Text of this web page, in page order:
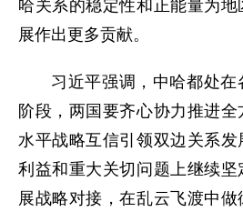
哈关系的稳定性和正能量为
展作出更多贡献。
习近平强调，中哈都处
阶段，两国要齐心协力推进
水平战略互信引领双边关系
利益和重大关切问题上继续
展战略对接，在乱云飞渡中